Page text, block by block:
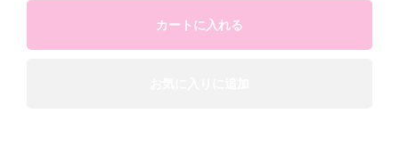
カートに入れる